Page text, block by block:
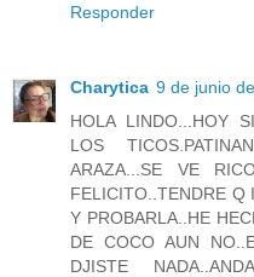
Responder
Charytica 9 de junio
HOLA LINDO...HOY
LOS
ARAZA...SE VE
FELICITO..TENDRE Q
Y PROBARLA..HE
DE COCO AUN
DJISTE